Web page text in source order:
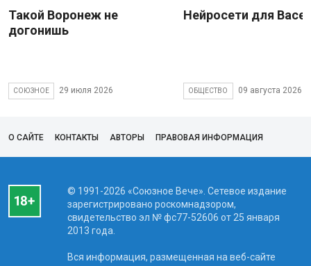
Такой Воронеж не
догонишь
СОЮЗНОЕ 29 июля 2026
Нейросети для
ОБЩЕСТВО 09 августа 2026
О САЙТЕ КОНТАКТЫ АВТОРЫ ПРАВОВАЯ ИНФОРМАЦИЯ
© 1991-2026 «Союзное Вече». Сетевое издание
зарегистрировано роскомнадзором,
свидетельство эл № фc77-52606 от 25 января
2013 года.
Вся информация, размещенная на веб-сайте